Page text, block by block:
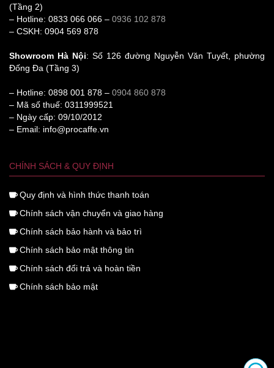
(Tầng 2)
– Hotline: 0833 066 066 – 0936 102 878
– CSKH: 0904 569 878
Showroom Hà Nội: Số 126 đường Nguyễn Văn Tuyết, phường
Đống Đa (Tầng 3)
– Hotline: 0898 001 878 – 0904 860 878
– Mã số thuế: 0311999521
– Ngày cấp: 09/10/2012
– Email: info@procaffe.vn
CHÍNH SÁCH & QUY ĐỊNH
Quy định và hình thức thanh toán
Chính sách vận chuyển và giao hàng
Chính sách bảo hành và bảo trì
Chính sách bảo mật thông tin
Chính sách đổi trả và hoàn tiền
Chính sách bảo mật